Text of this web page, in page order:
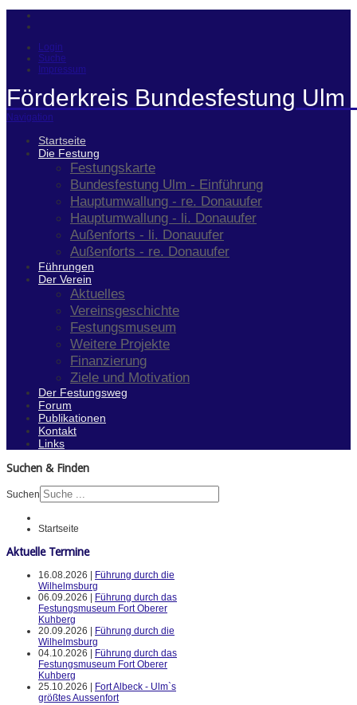
Login
Suche
Impressum
Förderkreis Bundesfestung Ulm
Navigation
Startseite
Die Festung
Festungskarte
Bundesfestung Ulm - Einführung
Hauptumwallung - re. Donauufer
Hauptumwallung - li. Donauufer
Außenforts - li. Donauufer
Außenforts - re. Donauufer
Führungen
Der Verein
Aktuelles
Vereinsgeschichte
Festungsmuseum
Weitere Projekte
Finanzierung
Ziele und Motivation
Der Festungsweg
Forum
Publikationen
Kontakt
Links
Suchen & Finden
Suchen
Startseite
Aktuelle Termine
16.08.2026 |
Führung durch die
Wilhelmsburg
06.09.2026 |
Führung durch das
Festungsmuseum Fort Oberer
Kuhberg
20.09.2026 |
Führung durch die
Wilhelmsburg
04.10.2026 |
Führung durch das
Festungsmuseum Fort Oberer
Kuhberg
25.10.2026 |
Fort Albeck - Ulm`s
größtes Aussenfort